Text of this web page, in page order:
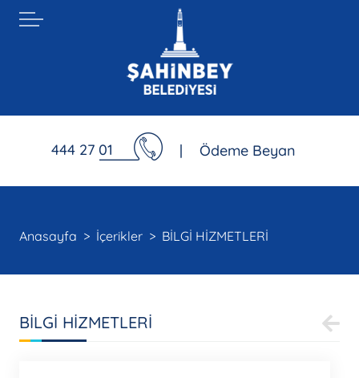
444 27 01 | Ödeme Beyan
Anasayfa İçerikler BİLGİ HİZMETLERİ
BİLGİ HİZMETLERİ